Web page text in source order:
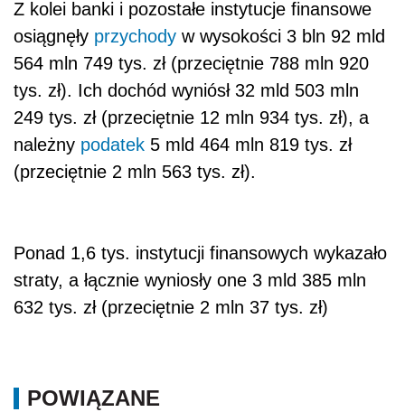
Z kolei banki i pozostałe instytucje finansowe
osiągnęły przychody w wysokości 3 bln 92 mld
564 mln 749 tys. zł (przeciętnie 788 mln 920
tys. zł). Ich dochód wyniósł 32 mld 503 mln
249 tys. zł (przeciętnie 12 mln 934 tys. zł), a
należny podatek 5 mld 464 mln 819 tys. zł
(przeciętnie 2 mln 563 tys. zł).
Ponad 1,6 tys. instytucji finansowych wykazało
straty, a łącznie wyniosły one 3 mld 385 mln
632 tys. zł (przeciętnie 2 mln 37 tys. zł)
POWIĄZANE